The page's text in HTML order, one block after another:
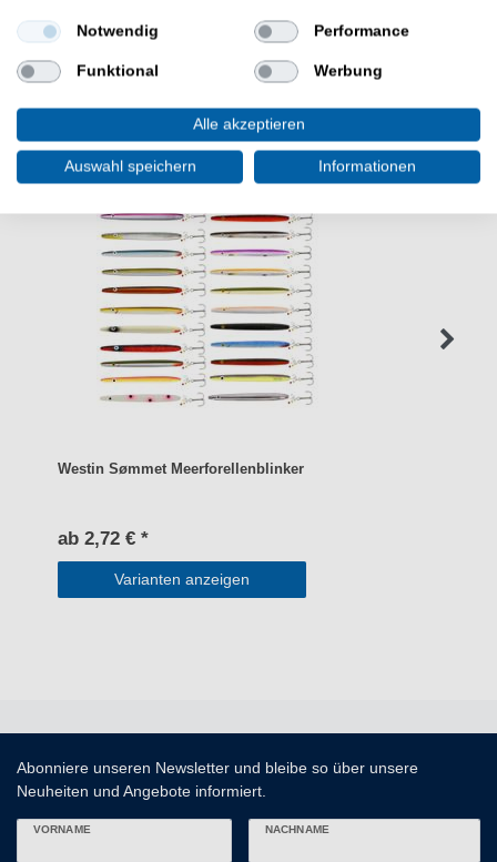
WEITERE INTERESSANTE ARTIKEL
Westin Sømmet Meerforellenblinker
ab 2,72 € *
Varianten anzeigen
Abonniere unseren Newsletter und bleibe so über unsere
Neuheiten und Angebote informiert.
VORNAME NACHNAME
Notwendig Performance
Funktional Werbung
Alle akzeptieren
Auswahl speichern Informationen